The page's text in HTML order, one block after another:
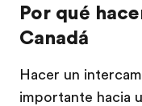
Por qué
Canadá
Hacer un
importante hacia